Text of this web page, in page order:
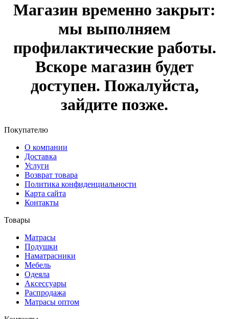
Магазин временно закрыт:
мы выполняем
профилактические работы.
Вскоре магазин будет
доступен. Пожалуйста,
зайдите позже.
Покупателю
О компании
Доставка
Услуги
Возврат товара
Политика конфиденциальности
Карта сайта
Контакты
Товары
Матрасы
Подушки
Наматрасники
Мебель
Одеяла
Аксессуары
Распродажа
Матрасы оптом